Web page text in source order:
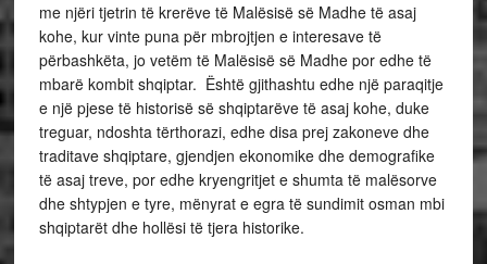
me njëri tjetrin të krerëve të Malësisë së Madhe të asaj
kohe, kur vinte puna për mbrojtjen e interesave të
përbashkëta, jo vetëm të Malësisë së Madhe por edhe të
mbarë kombit shqiptar. Është gjithashtu edhe një paraqitje
e një pjese të historisë së shqiptarëve të asaj kohe, duke
treguar, ndoshta tërthorazi, edhe disa prej zakoneve dhe
traditave shqiptare, gjendjen ekonomike dhe demografike
të asaj treve, por edhe kryengritjet e shumta të malësorve
dhe shtypjen e tyre, mënyrat e egra të sundimit osman mbi
shqiptarët dhe hollësi të tjera historike.